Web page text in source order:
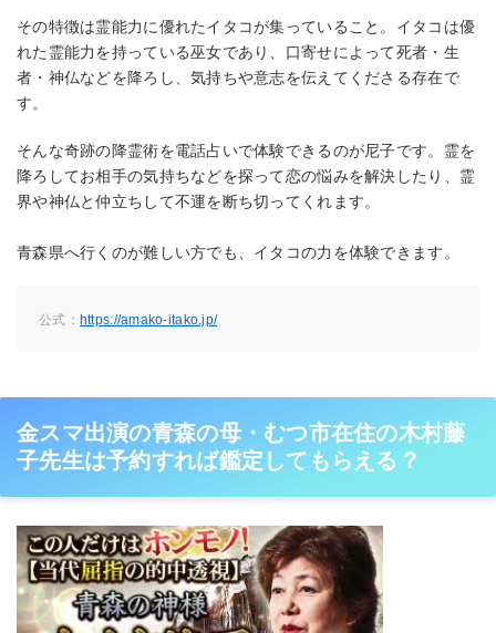
その特徴は霊能力に優れたイタコが集っていること。イタコは優
れた霊能力を持っている巫女であり、口寄せによって死者・生
者・神仏などを降ろし、気持ちや意志を伝えてくださる存在で
す。
そんな奇跡の降霊術を電話占いで体験できるのが尼子です。霊を
降ろしてお相手の気持ちなどを探って恋の悩みを解決したり、霊
界や神仏と仲立ちして不運を断ち切ってくれます。
青森県へ行くのが難しい方でも、イタコの力を体験できます。
公式： https://amako-itako.jp/
金スマ出演の青森の母・むつ市在住の木村藤
子先生は予約すれば鑑定してもらえる？